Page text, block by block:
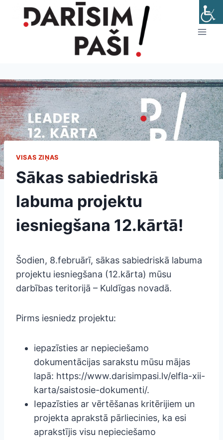
VISAS ZIŅAS
Sākas sabiedriskā
labuma projektu
iesniegšana 12.kārtā!
Šodien, 8.februārī, sākas sabiedriskā labuma
projektu iesniegšana (12.kārta) mūsu
darbības teritorijā – Kuldīgas novadā.
Pirms iesniedz projektu:
iepazīsties ar nepieciešamo
dokumentācijas sarakstu mūsu mājas
lapā: https://www.darisimpasi.lv/elfla-xii-
karta/saistosie-dokumenti/.
Iepazīsties ar vērtēšanas kritērijiem un
projekta aprakstā pārliecinies, ka esi
aprakstījis visu nepieciešamo